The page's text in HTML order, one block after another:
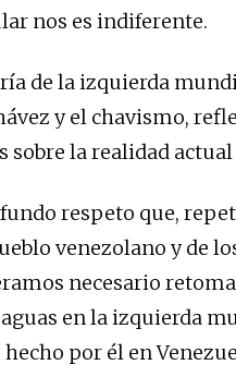
nos es indiferente.
de la izquierda
y el chavismo,
la realidad
respeto que,
venezolano y de
necesario
en la izquierda
por él en